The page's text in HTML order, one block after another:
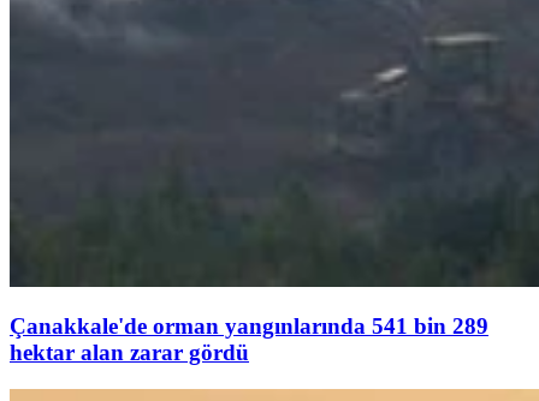
Çanakkale'de orman yangınlarında 541 bin 289
hektar alan zarar gördü